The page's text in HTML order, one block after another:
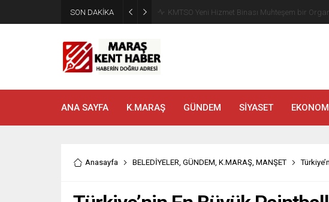
SON DAKİKA Madrigal, Perşembe Günü KAFUM’da Sahne
ANA SAYFA K.MARAŞ GÜNDEM SİYASET
Anasayfa BELEDİYELER, GÜNDEM, K.MARAŞ, MANŞET